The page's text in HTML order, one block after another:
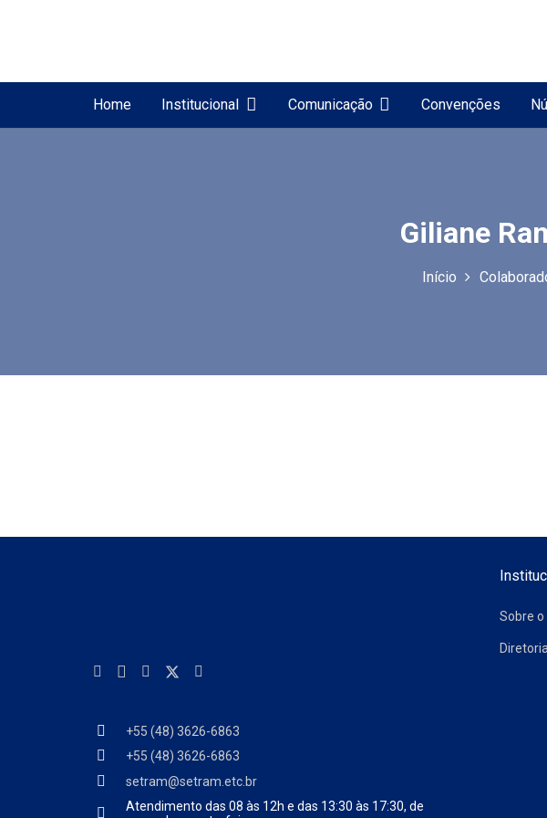
Home Institucional Comunicação Convenções
Giliane
Início
+55 (48) 3626-6863
+55 (48) 3626-6863
setram@setram.etc.br
Atendimento das 08 às 12h e das 13:30 às 17:30, de
Sobre o
Diretoria